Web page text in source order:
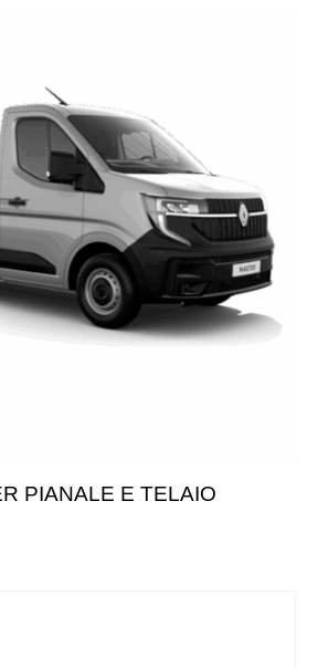
PIANALE E TELAIO